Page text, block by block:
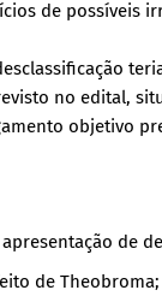
de possíveis
no edital,
objetivo
de
de Theobroma;